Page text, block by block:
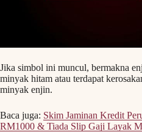
Jika simbol ini muncul, bermakna
minyak hitam atau terdapat
minyak enjin.
Baca juga: Skim Jaminan Kredit
RM1000 & Tiada Slip Gaji Layak